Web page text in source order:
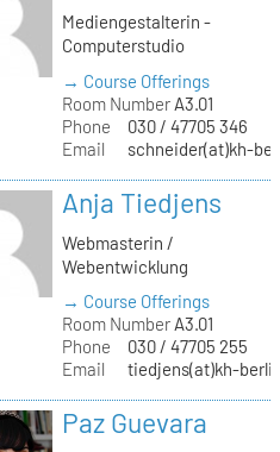
Mediengestalterin -
Computerstudio
→ Course Offerings
Room NumberA3.01
Phone
030 / 47705 346
Email
schneider(at)kh-
Anja Tiedjens
Webmasterin /
Webentwicklung
→ Course Offerings
Room NumberA3.01
Phone
030 / 47705 255
Email
tiedjens(at)kh-
Paz Guevara